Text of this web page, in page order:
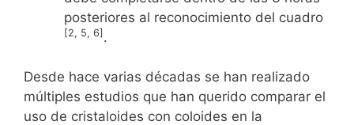
posteriores al reconocimiento del cuadro
[2, 5, 6] .
Desde hace varias décadas se han realizado
múltiples estudios que han querido comparar el
uso de cristaloides con coloides en la